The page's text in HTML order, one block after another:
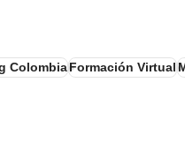
ColombiaFormación Virtual